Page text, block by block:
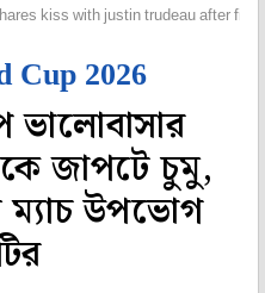
kiss with justin trudeau after fifa
Cup 2026
ভালোবাসার
জাপটে চুমু,
ম্যাচ উপভোগ